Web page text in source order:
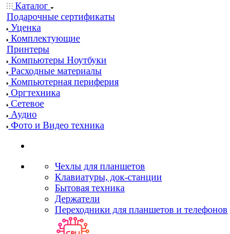
Каталог
Подарочные сертификаты
Уценка
Комплектующие
Принтеры
Компьютеры Ноутбуки
Расходные материалы
Компьютерная периферия
Оргтехника
Сетевое
Аудио
Фото и Видео техника
Чехлы для планшетов
Клавиатуры, док-станции
Бытовая техника
Держатели
Переходники для планшетов и телефонов